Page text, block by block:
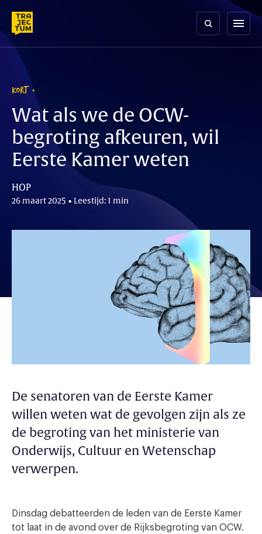
content
menu
KORT
Wat als we de OCW-
begroting afkeuren, wil
Eerste Kamer weten
HOP
26 maart 2025 • Leestijd: 1 min
De senatoren van de Eerste Kamer
willen weten wat de gevolgen zijn als ze
de begroting van het ministerie van
Onderwijs, Cultuur en Wetenschap
verwerpen.
Dinsdag debatteerden de leden van de Eerste Kamer
tot laat in de avond over de Rijksbegroting van OCW.